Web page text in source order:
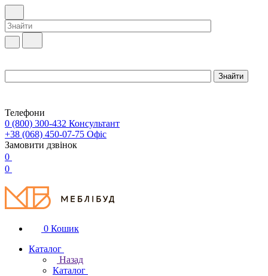
Телефони
0 (800) 300-432 Консультант
+38 (068) 450-07-75 Офіс
Замовити дзвінок
0
0
0 Кошик
Каталог
Назад
Каталог